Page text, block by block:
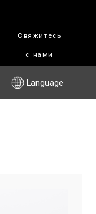
Свяжитесь
с нами
Language